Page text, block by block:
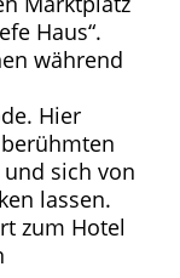
Haus“.
Hier
sich von
lassen.
zum Hotel